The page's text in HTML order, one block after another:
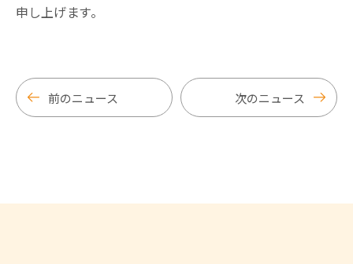
申し上げます。
前のニュース 次のニュース